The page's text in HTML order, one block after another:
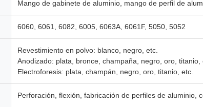
Mango de gabinete de aluminio, mango de perfil de
6060, 6061, 6082, 6005, 6063A, 6061F, 5050, 5052
Revestimiento en polvo: blanco, negro, etc.
Anodizado: plata, bronce, champaña, negro, oro, titanio,
Electroforesis: plata, champán, negro, oro, titanio, etc.
Perforación, flexión, fabricación de perfiles de aluminio,